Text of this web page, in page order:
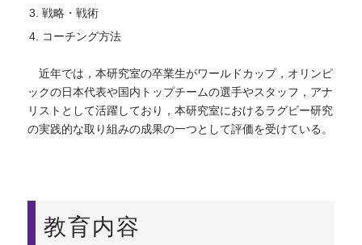
戦略・戦術
コーチング方法
近年では，本研究室の卒業生がワールドカップ，オリンピ
ックの日本代表や国内トップチームの選手やスタッフ，アナ
リストとして活躍しており，本研究室におけるラグビー研究
の実践的な取り組みの成果の一つとして評価を受けている。
教育内容